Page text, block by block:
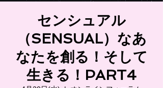
​センシュアル
（SENSUAL）なあ
なたを創る！そして
生きる！PART4